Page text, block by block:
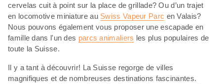
cervelas cuit à point sur la place de grillade? Ou d’un trajet
en locomotive miniature au Swiss Vapeur Parc en Valais?
Nous pouvons également vous proposer une escapade en
famille dans l'un des parcs animaliers les plus populaires de
toute la Suisse.
Il y a tant à découvrir! La Suisse regorge de villes
magnifiques et de nombreuses destinations fascinantes.